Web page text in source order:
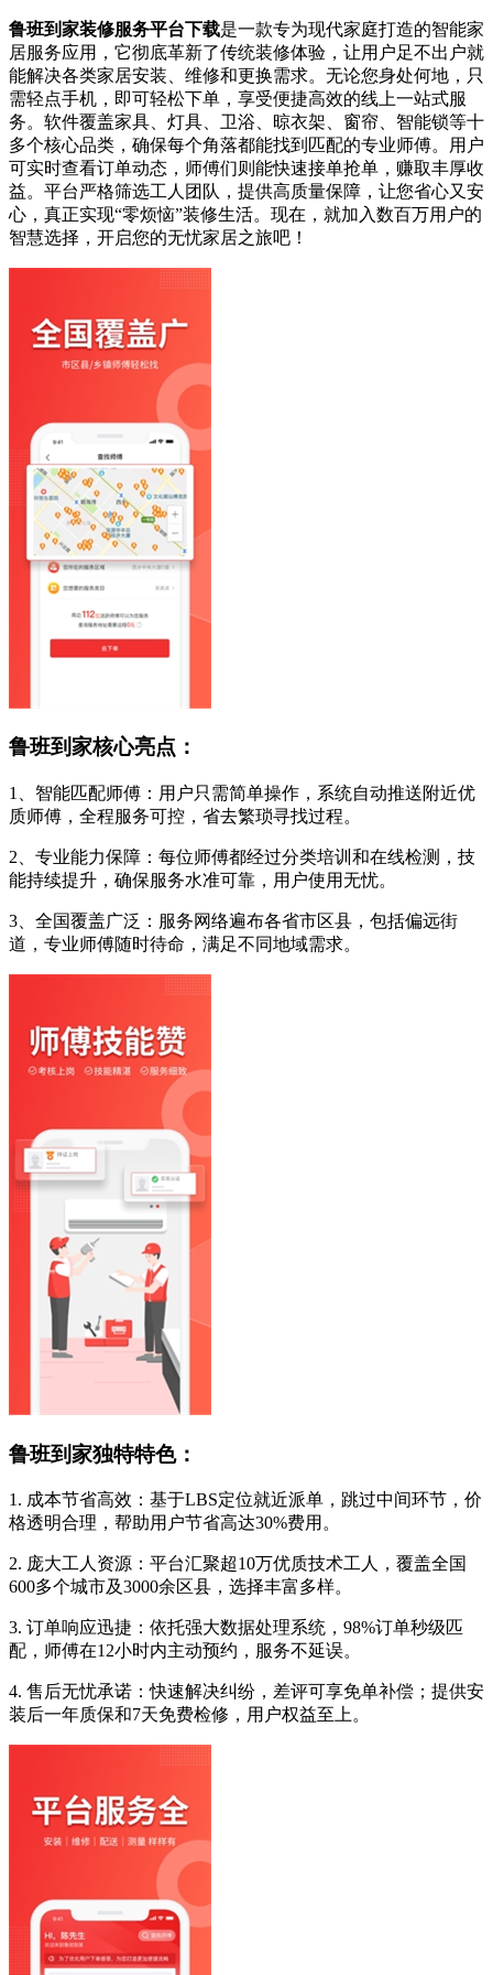
鲁班到家装修服务平台下载是一款专为现代家庭打造的智能家
居服务应用，它彻底革新了传统装修体验，让用户足不出户就
能解决各类家居安装、维修和更换需求。无论您身处何地，只
需轻点手机，即可轻松下单，享受便捷高效的线上一站式服
务。软件覆盖家具、灯具、卫浴、晾衣架、窗帘、智能锁等十
多个核心品类，确保每个角落都能找到匹配的专业师傅。用户
可实时查看订单动态，师傅们则能快速接单抢单，赚取丰厚收
益。平台严格筛选工人团队，提供高质量保障，让您省心又安
心，真正实现“零烦恼”装修生活。现在，就加入数百万用户的
智慧选择，开启您的无忧家居之旅吧！
鲁班到家核心亮点：
1、智能匹配师傅：用户只需简单操作，系统自动推送附近优
质师傅，全程服务可控，省去繁琐寻找过程。
2、专业能力保障：每位师傅都经过分类培训和在线检测，技
能持续提升，确保服务水准可靠，用户使用无忧。
3、全国覆盖广泛：服务网络遍布各省市区县，包括偏远街
道，专业师傅随时待命，满足不同地域需求。
鲁班到家独特特色：
1. 成本节省高效：基于LBS定位就近派单，跳过中间环节，价
格透明合理，帮助用户节省高达30%费用。
2. 庞大工人资源：平台汇聚超10万优质技术工人，覆盖全国
600多个城市及3000余区县，选择丰富多样。
3. 订单响应迅捷：依托强大数据处理系统，98%订单秒级匹
配，师傅在12小时内主动预约，服务不延误。
4. 售后无忧承诺：快速解决纠纷，差评可享免单补偿；提供安
装后一年质保和7天免费检修，用户权益至上。